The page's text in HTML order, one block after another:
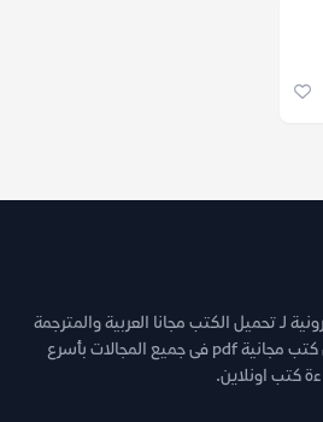
لـ تحميل الكتب مجانا العربية والمترجمة
والروايات والقصص وغيرها من كتب مجانية pdf فى جميع المجالات بأسرع
كتب اونلاين.